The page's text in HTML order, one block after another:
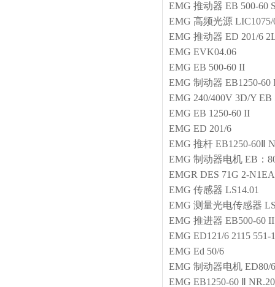
EMG 推动器 EB 500-60
EMG 高频光源 LIC1075/
EMG 推动器 ED 201/6
EMG EVK04.06
EMG EB 500-60 II
EMG 制动器 EB1250-60
EMG 240/400V 3D/Y EB
EMG EB 1250-60 II
EMG ED 201/6
EMG 推杆 EB1250-60Ⅱ
EMG 制动器电机 EB：
EMGR DES 71G 2-
EMG 传感器 LS14.01
EMG 测量光电传感器
EMG 推进器 EB500-60 II
EMG ED121/6 2115 551-
EMG Ed 50/6
EMG 制动器电机 ED80/
EMG EB1250-60 Ⅱ